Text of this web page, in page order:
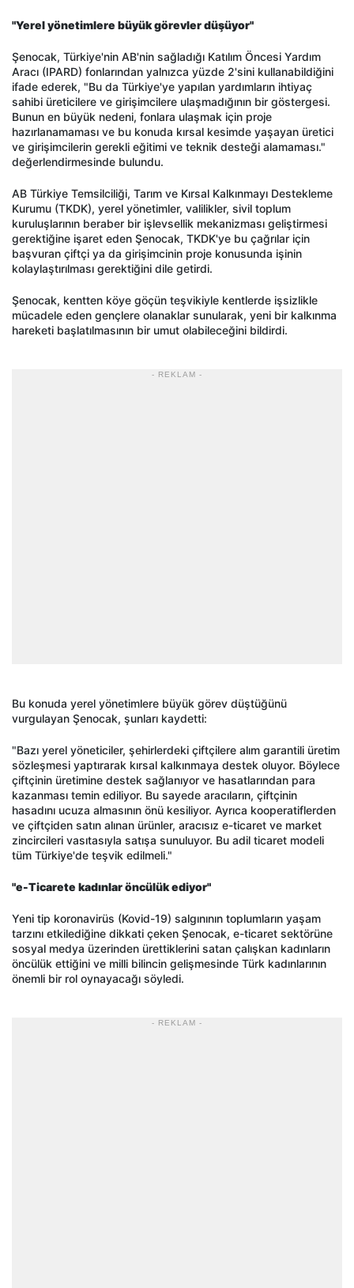
"Yerel yönetimlere büyük görevler düşüyor"
Şenocak, Türkiye'nin AB'nin sağladığı Katılım Öncesi Yardım
Aracı (IPARD) fonlarından yalnızca yüzde 2'sini kullanabildiğini
ifade ederek, "Bu da Türkiye'ye yapılan yardımların ihtiyaç
sahibi üreticilere ve girişimcilere ulaşmadığının bir göstergesi.
Bunun en büyük nedeni, fonlara ulaşmak için proje
hazırlanamaması ve bu konuda kırsal kesimde yaşayan üretici
ve girişimcilerin gerekli eğitimi ve teknik desteği alamaması."
değerlendirmesinde bulundu.
AB Türkiye Temsilciliği, Tarım ve Kırsal Kalkınmayı Destekleme
Kurumu (TKDK), yerel yönetimler, valilikler, sivil toplum
kuruluşlarının beraber bir işlevsellik mekanizması geliştirmesi
gerektiğine işaret eden Şenocak, TKDK'ye bu çağrılar için
başvuran çiftçi ya da girişimcinin proje konusunda işinin
kolaylaştırılması gerektiğini dile getirdi.
Şenocak, kentten köye göçün teşvikiyle kentlerde işsizlikle
mücadele eden gençlere olanaklar sunularak, yeni bir kalkınma
hareketi başlatılmasının bir umut olabileceğini bildirdi.
- REKLAM -
Bu konuda yerel yönetimlere büyük görev düştüğünü
vurgulayan Şenocak, şunları kaydetti:
"Bazı yerel yöneticiler, şehirlerdeki çiftçilere alım garantili üretim
sözleşmesi yaptırarak kırsal kalkınmaya destek oluyor. Böylece
çiftçinin üretimine destek sağlanıyor ve hasatlarından para
kazanması temin ediliyor. Bu sayede aracıların, çiftçinin
hasadını ucuza almasının önü kesiliyor. Ayrıca kooperatiflerden
ve çiftçiden satın alınan ürünler, aracısız e-ticaret ve market
zincircileri vasıtasıyla satışa sunuluyor. Bu adil ticaret modeli
tüm Türkiye'de teşvik edilmeli."
"e-Ticarete kadınlar öncülük ediyor"
Yeni tip koronavirüs (Kovid-19) salgınının toplumların yaşam
tarzını etkilediğine dikkati çeken Şenocak, e-ticaret sektörüne
sosyal medya üzerinden ürettiklerini satan çalışkan kadınların
öncülük ettiğini ve milli bilincin gelişmesinde Türk kadınlarının
önemli bir rol oynayacağı söyledi.
- REKLAM -